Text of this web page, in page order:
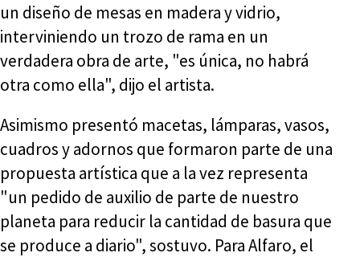
un diseño de mesas en madera y vidrio,
interviniendo un trozo de rama en un
verdadera obra de arte, "es única, no habrá
otra como ella", dijo el artista.
Asimismo presentó macetas, lámparas, vasos,
cuadros y adornos que formaron parte de una
propuesta artística que a la vez representa
"un pedido de auxilio de parte de nuestro
planeta para reducir la cantidad de basura que
se produce a diario", sostuvo. Para Alfaro, el